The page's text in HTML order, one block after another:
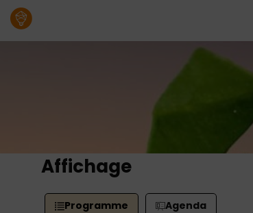
Affichage
Programme Agenda